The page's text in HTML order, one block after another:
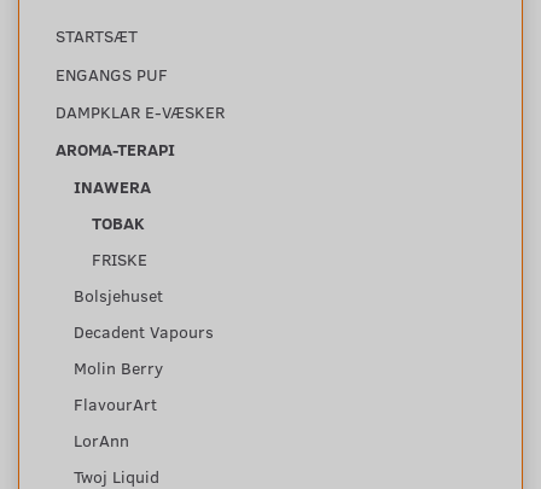
STARTSÆT
ENGANGS PUF
DAMPKLAR E-VÆSKER
AROMA-TERAPI
INAWERA
TOBAK
FRISKE
Bolsjehuset
Decadent Vapours
Molin Berry
FlavourArt
LorAnn
Twoj Liquid